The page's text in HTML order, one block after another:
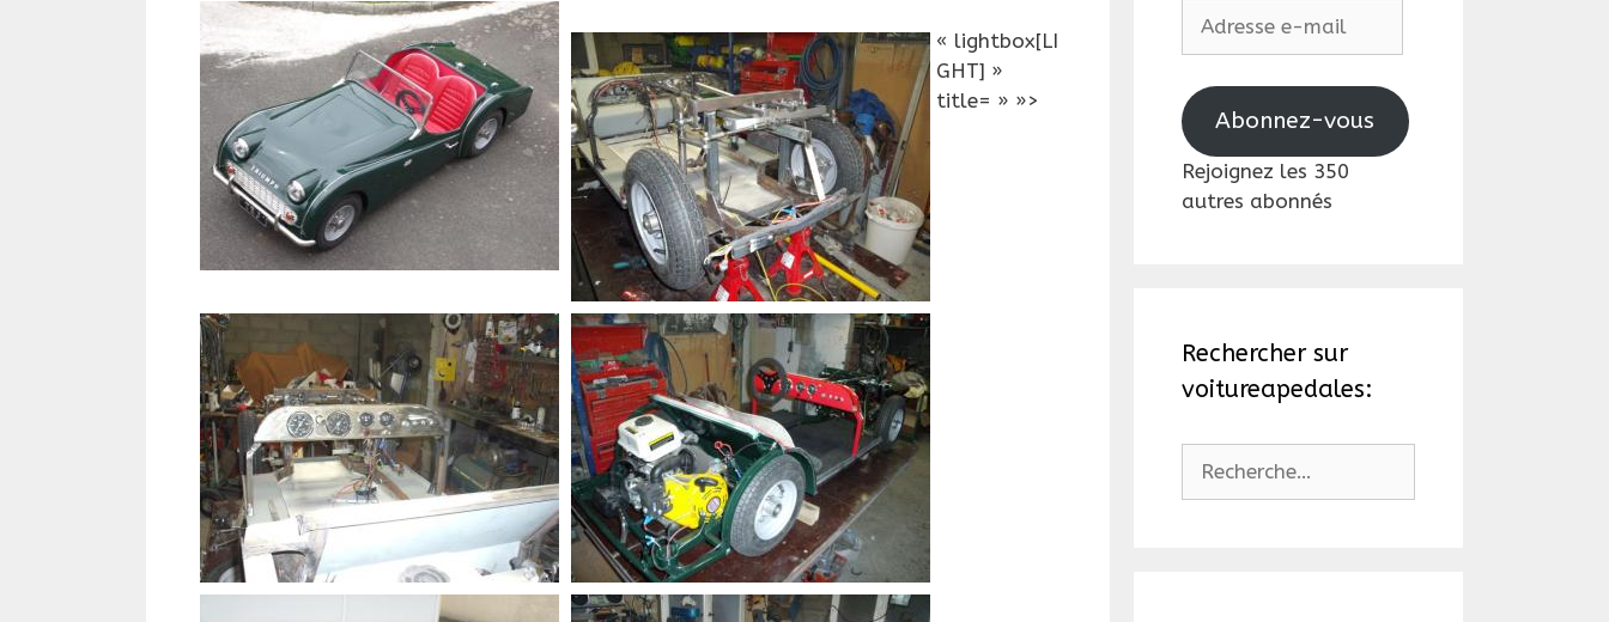
« lightbox[LI
GHT] »
title= » »>
Abonnez-vous
Rejoignez les 350
autres abonnés
Rechercher sur
voitureapedales: